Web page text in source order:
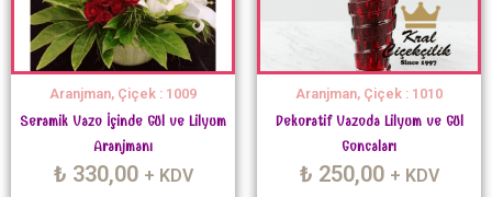
Aranjman, Çiçek : 1009
Seramik Vazo İçinde Gül ve Lilyum
Aranjmanı
₺ 330,00 + KDV
Aranjman, Çiçek : 1010
Dekoratif Vazoda Lilyum ve Gül
Goncaları
₺ 250,00 + KDV